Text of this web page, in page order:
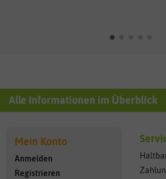
Alle Informationen im Überblick
Mein Konto
Anmelden
Registrieren